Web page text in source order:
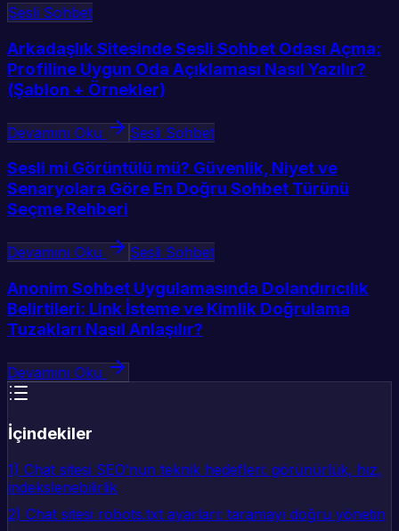
Sesli Sohbet
Arkadaşlık Sitesinde Sesli Sohbet Odası Açma:
Profiline Uygun Oda Açıklaması Nasıl Yazılır?
(Şablon + Örnekler)
Devamını Oku Sesli Sohbet
Sesli mi Görüntülü mü? Güvenlik, Niyet ve
Senaryolara Göre En Doğru Sohbet Türünü
Seçme Rehberi
Devamını Oku Sesli Sohbet
Anonim Sohbet Uygulamasında Dolandırıcılık
Belirtileri: Link İsteme ve Kimlik Doğrulama
Tuzakları Nasıl Anlaşılır?
Devamını Oku
İçindekiler
1) Chat sitesi SEO’nun teknik hedefleri: görünürlük, hız,
indekslenebilirlik
2) Chat sitesi robots.txt ayarları: taramayı doğru yönetin